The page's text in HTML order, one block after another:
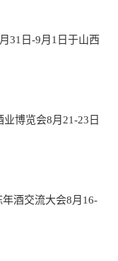
31日-9月1日于山西
博览会8月21-23日
酒交流大会8月16-